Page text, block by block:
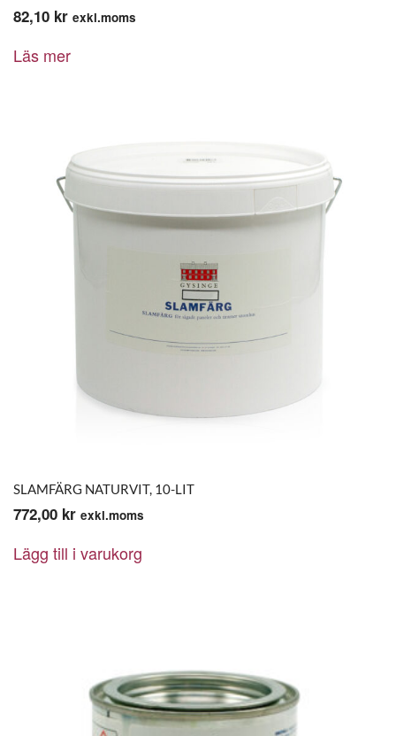
82,10 kr exkl.moms
Läs mer
SLAMFÄRG NATURVIT, 10-LIT
772,00 kr exkl.moms
Lägg till i varukorg